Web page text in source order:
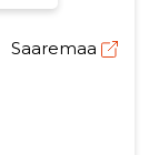
Saaremaa